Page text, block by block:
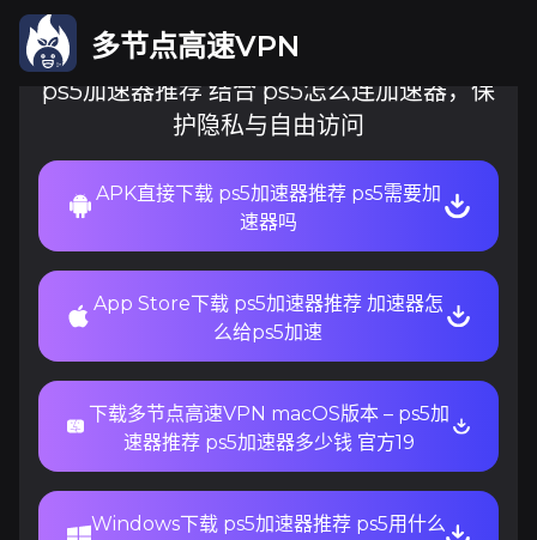
多节点高速VPN
ps5加速器推荐 结合 ps5怎么连加速器，保
护隐私与自由访问
APK直接下载 ps5加速器推荐 ps5需要加
速器吗
App Store下载 ps5加速器推荐 加速器怎
么给ps5加速
下载多节点高速VPN macOS版本 – ps5加
速器推荐 ps5加速器多少钱 官方19
Windows下载 ps5加速器推荐 ps5用什么